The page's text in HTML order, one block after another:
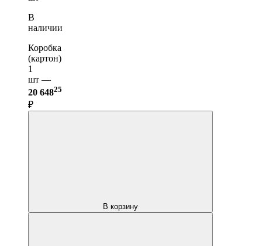
В
наличии
Коробка
(картон)
1
шт —
20 64825
₽
В корзину